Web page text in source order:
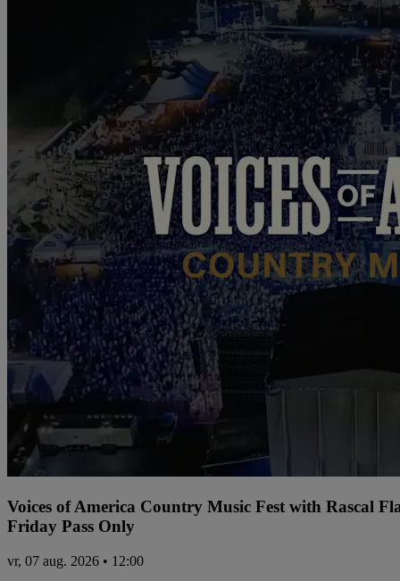
Voices of America Country Music Fest with Rascal
Friday Pass Only
vr, 07 aug. 2026 • 12:00